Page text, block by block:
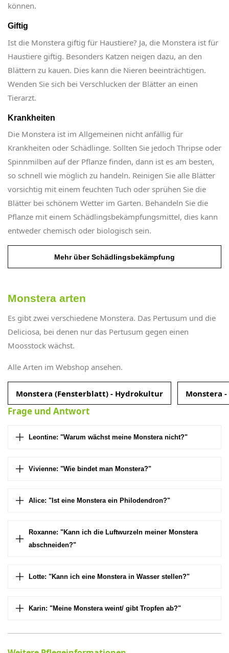
können.
Giftig
Ist die Monstera giftig für Haustiere? Ja, die Monstera ist für
Haustiere giftig. Besonders Katzen neigen dazu, an den
Blättern zu kauen. Dies kann die Nieren beeinträchtigen.
Wenden Sie sich bei Verschlucken der Blätter an einen
Tierarzt.
Krankheiten
Die Monstera ist im Allgemeinen nicht anfällig für
Krankheiten oder Schädlinge. Sollten Sie jedoch Thripse oder
Spinnmilben auf der Pflanze finden, dann ist es am besten,
so schnell wie möglich zu handeln. Reinigen Sie alle Blätter
vorsichtig mit einem feuchten Tuch oder sprühen Sie die
Blätter bei schönem Wetter im Garten. Behandeln Sie die
Pflanze mit einem Schädlingsbekämpfungsmittel, dies kann
entweder chemisch oder biologisch sein.
Mehr über Schädlingsbekämpfung
Monstera arten
Es gibt zwei verschiedene Monstera. Das Pertusum und die
Deliciosa, bei denen nur das Pertusum gegen einen
Moosstock wächst.
Alle Arten im Webshop ansehen.
Monstera (Fensterblatt) - Hydrokultur Monstera
Frage und Antwort
Leontine: "Warum wächst meine Monstera nicht?"
Vivienne: "Wie bindet man Monstera?"
Alice: "Ist eine Monstera ein Philodendron?"
Roxanne: "Kann ich die Luftwurzeln meiner Monstera
abschneiden?"
Lotte: "Kann ich eine Monstera in Wasser stellen?"
Karin: "Meine Monstera weint/ gibt Tropfen ab?"